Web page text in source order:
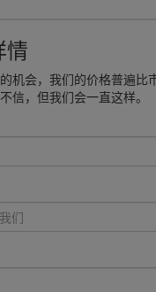
情
机会，我们的价格普遍比
信，但我们会一直这样。